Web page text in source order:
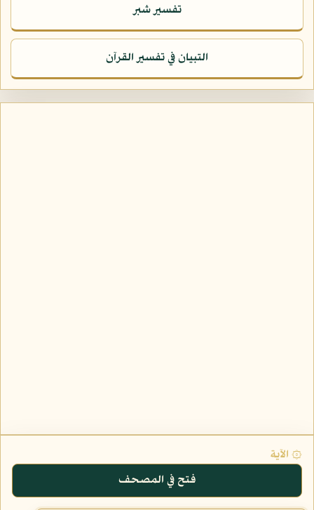
تفسير شبر
التبيان في تفسير القرآن
۞ الآية
فتح في المصحف